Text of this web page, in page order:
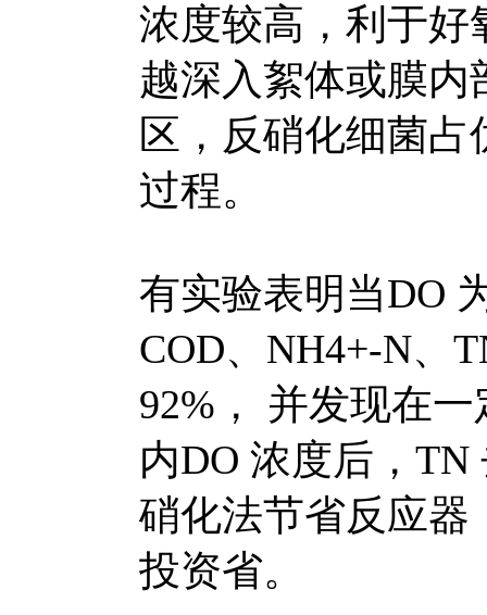
浓度较高，利于好
越深入絮体或膜
区，反硝化细菌
过程。
有实验表明当DO
COD、NH4+-N、
92%， 并发现在
内DO 浓度后，
硝化法节省反应器
投资省。